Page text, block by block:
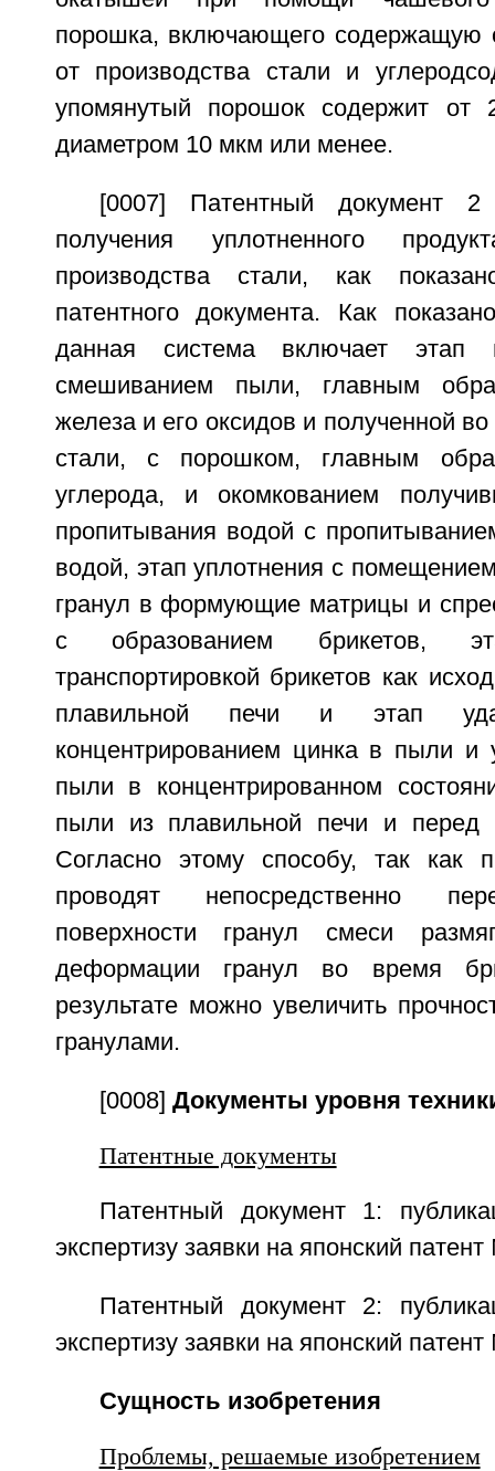
порошка, включающего содержащую
от производства стали и
упомянутый порошок содержит от
диаметром 10 мкм или менее.
[0007] Патентный документ 2
получения уплотненного
производства стали, как
патентного документа. Как
данная система включает этап
смешиванием пыли, главным
железа и его оксидов и полученной
стали, с порошком, главным
углерода, и окомкованием
пропитывания водой с
водой, этап уплотнения с
гранул в формующие матрицы и
с образованием брикетов,
транспортировкой брикетов как
плавильной печи и этап
концентрированием цинка в пыли и
пыли в концентрированном
пыли из плавильной печи и перед
Согласно этому способу, так как
проводят непосредственно
поверхности гранул смеси
деформации гранул во время
результате можно увеличить
гранулами.
[0008] Документы уровня
Патентные документы
Патентный документ 1:
экспертизу заявки на японский
Патентный документ 2:
экспертизу заявки на японский
Сущность изобретения
Проблемы, решаемые изобретением